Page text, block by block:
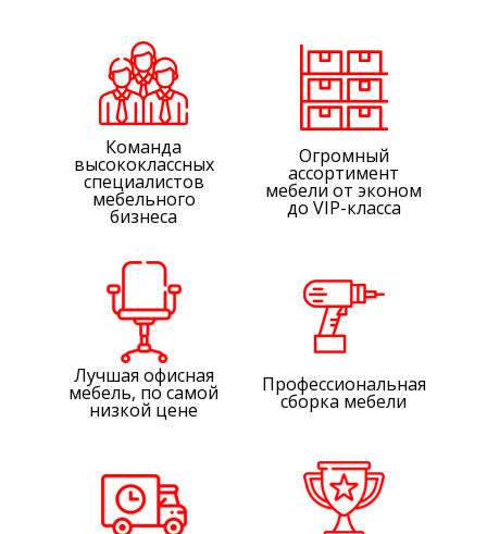
Команда
высококлассных
специалистов
мебельного
бизнеса
Огромный
ассортимент
мебели от эконом
до VIP-класса
Лучшая офисная
мебель, по самой
низкой цене
Профессиональная
сборка мебели